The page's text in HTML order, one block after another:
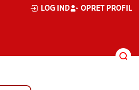
LOG IND OPRET PROFIL